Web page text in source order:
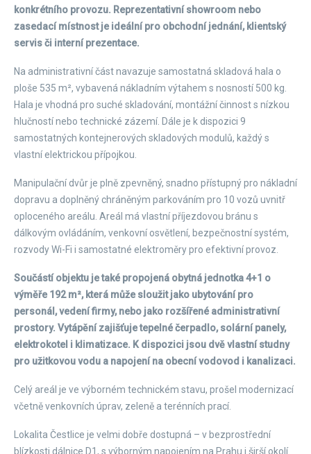
konkrétního provozu. Reprezentativní showroom nebo
zasedací místnost je ideální pro obchodní jednání, klientský
servis či interní prezentace.
Na administrativní část navazuje samostatná skladová hala o
ploše 535 m², vybavená nákladním výtahem s nosností 500 kg.
Hala je vhodná pro suché skladování, montážní činnost s nízkou
hlučností nebo technické zázemí. Dále je k dispozici 9
samostatných kontejnerových skladových modulů, každý s
vlastní elektrickou přípojkou.
Manipulační dvůr je plně zpevněný, snadno přístupný pro nákladní
dopravu a doplněný chráněným parkováním pro 10 vozů uvnitř
oploceného areálu. Areál má vlastní příjezdovou bránu s
dálkovým ovládáním, venkovní osvětlení, bezpečnostní systém,
rozvody Wi-Fi i samostatné elektroměry pro efektivní provoz.
Součástí objektu je také propojená obytná jednotka 4+1 o
výměře 192 m², která může sloužit jako ubytování pro
personál, vedení firmy, nebo jako rozšířené administrativní
prostory. Vytápění zajišťuje tepelné čerpadlo, solární panely,
elektrokotel i klimatizace. K dispozici jsou dvě vlastní studny
pro užitkovou vodu a napojení na obecní vodovod i kanalizaci.
Celý areál je ve výborném technickém stavu, prošel modernizací
včetně venkovních úprav, zeleně a terénních prací.
Lokalita Čestlice je velmi dobře dostupná – v bezprostřední
blízkosti dálnice D1, s výborným napojením na Prahu i širší okolí.